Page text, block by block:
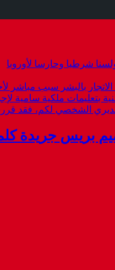
شرطيا وحارسا لأوروبا
بالبشر سبب مباشر
بتعليمات ملكية سامية
الشخصي لكم، فقد
بريس جريدة